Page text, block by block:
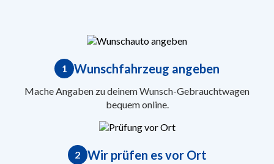
1 Wunschfahrzeug angeben
Mache Angaben zu deinem Wunsch-Gebrauchtwagen
bequem online.
2 Wir prüfen es vor Ort